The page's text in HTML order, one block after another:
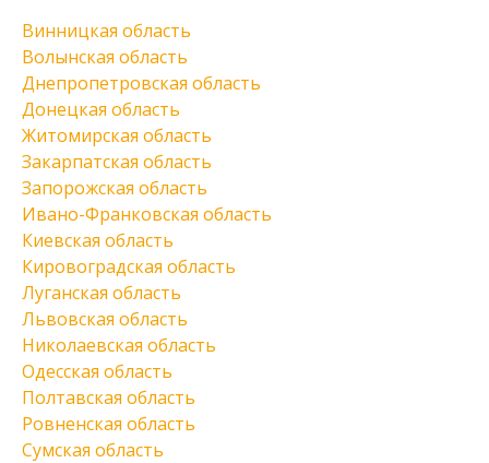
Винницкая область
Волынская область
Днепропетровская область
Донецкая область
Житомирская область
Закарпатская область
Запорожская область
Ивано-Франковская область
Киевская область
Кировоградская область
Луганская область
Львовская область
Николаевская область
Одесская область
Полтавская область
Ровненская область
Сумская область